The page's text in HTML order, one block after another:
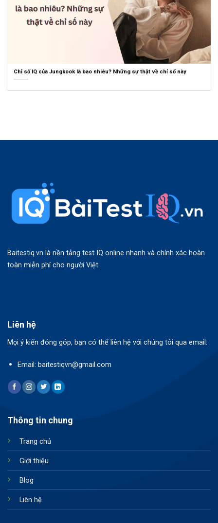
Chỉ số IQ của Jungkook là bao nhiêu? Những sự thật về chỉ số này
Baitestiq.vn là nền tảng test IQ online nhanh và chính xác hoàn
toàn miễn phí cho người Việt.
Thông tin chung
Trang chủ
Giới thiệu
Blog
Liên hệ
Liên hệ
Mọi ý kiến đóng góp, bạn có thể liên hệ với chúng tôi qua email:
Email: baitestiqvn@gmail.com